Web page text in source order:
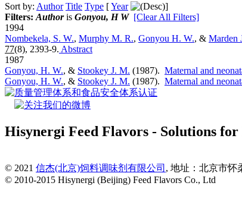
Sort by: Author Title Type [Year
]
Filters: Authoris Gonyou, H W [Clear All Filters]
1994
Nombekela, S. W., Murphy M. R., Gonyou H. W., & Marden
77(8), 2393-9. Abstract
1987
Gonyou, H. W., & Stookey J. M. (1987). Maternal and
Gonyou, H. W., & Stookey J. M. (1987). Maternal and
Hisynergi Feed Flavors - Solutions
© 2021 信杰(北京)饲料调味剂有限公司 , 地址：北京市怀
© 2010-2015 Hisynergi (Beijing) Feed Flavors Co., Ltd